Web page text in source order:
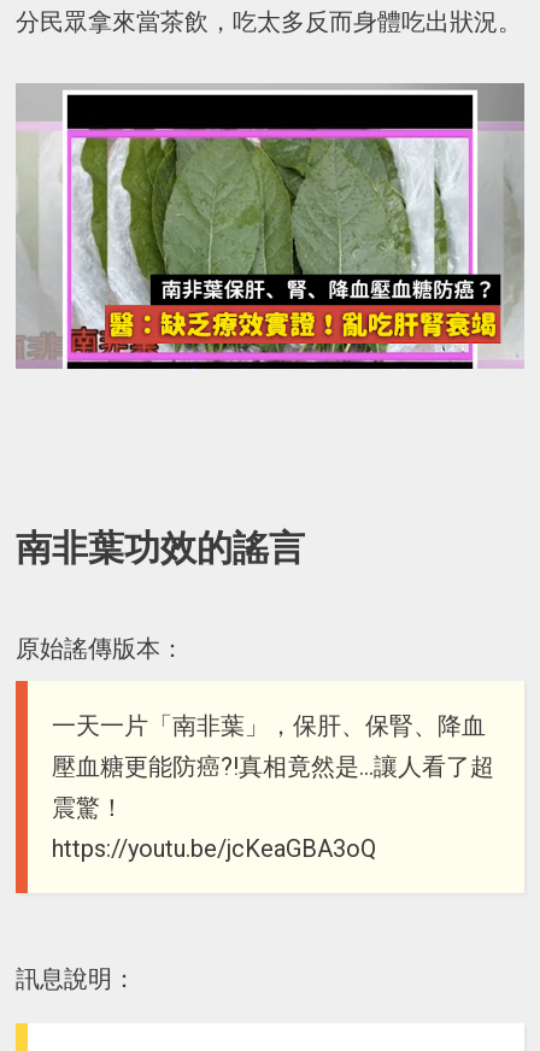
分民眾拿來當茶飲，吃太多反而身體吃出狀況。
南非葉功效的謠言
原始謠傳版本：
一天一片「南非葉」，保肝、保腎、降血
壓血糖更能防癌?!真相竟然是...讓人看了超
震驚！
https://youtu.be/jcKeaGBA3oQ
訊息說明：